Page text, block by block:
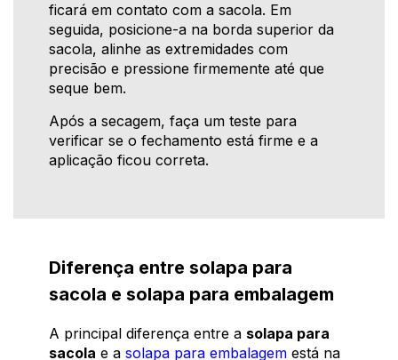
ficará em contato com a sacola. Em
seguida, posicione-a na borda superior da
sacola, alinhe as extremidades com
precisão e pressione firmemente até que
seque bem.
Após a secagem, faça um teste para
verificar se o fechamento está firme e a
aplicação ficou correta.
Diferença entre solapa para
sacola e solapa para embalagem
A principal diferença entre a solapa para
sacola e a solapa para embalagem está na